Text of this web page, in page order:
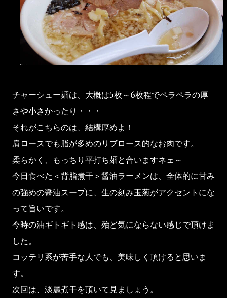
チャーシュー麺は、大概は5枚～6枚程でペラペラの厚
さや小さかったり・・・
それがこちらのは、結構厚めよ！
肩ロースでも脂が多めのリブロース的なお肉です。
柔らかく、もっちり平打ち麺と合いますネェ～
今日食べた＜背脂煮干＞醤油ラーメンは、全体的に甘み
の強めの醤油スープに、生の刻み玉葱がアクセントにな
って旨いです。
今時の油ギトギト感は、殆ど気にならない感じで頂けま
した。
コッテリ系が苦手な人でも、美味しく頂けると思いま
す。
次回は、淡麗煮干を頂いて見ましょう。